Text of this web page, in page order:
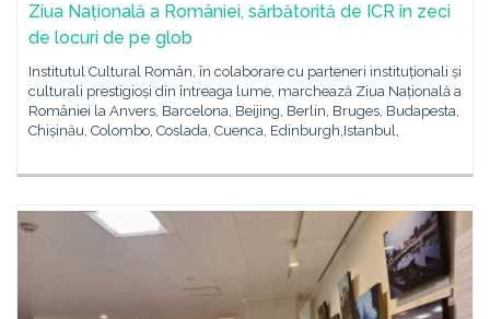
Ziua Națională a României, sărbătorită de ICR în zeci
de locuri de pe glob
Institutul Cultural Român, în colaborare cu parteneri instituționali și
culturali prestigioși din întreaga lume, marchează Ziua Națională a
României la Anvers, Barcelona, Beijing, Berlin, Bruges, Budapesta,
Chișinău, Colombo, Coslada, Cuenca, Edinburgh,Istanbul,